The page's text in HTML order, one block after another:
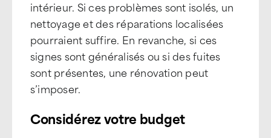
intérieur. Si ces problèmes sont isolés, un
nettoyage et des réparations localisées
pourraient suffire. En revanche, si ces
signes sont généralisés ou si des fuites
sont présentes, une rénovation peut
s’imposer.
Considérez votre budget